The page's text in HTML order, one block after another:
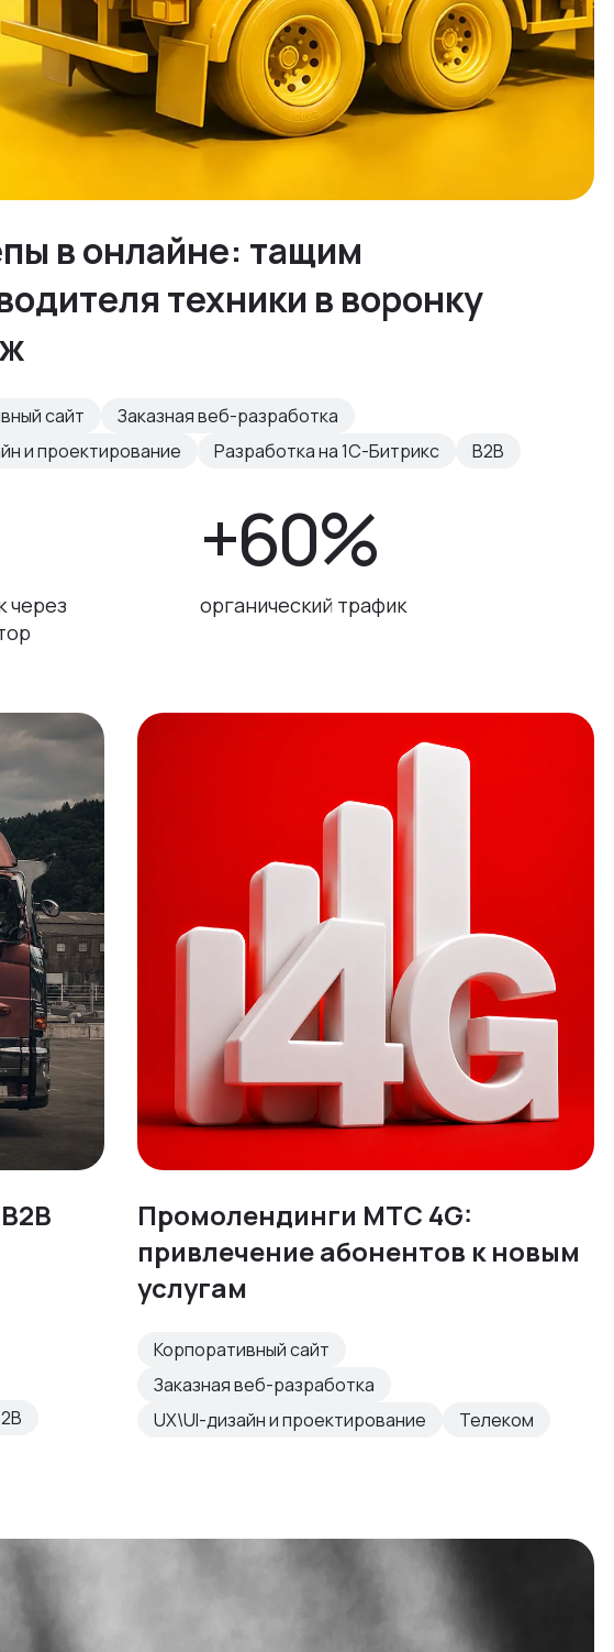
в онлайне: тащим
техники в воронку
сайт
Заказная веб-разработка
и проектирование
Разработка на 1С-Битрикс B2B
через
+60%
органический трафик
Промолендинги МТС 4G:
привлечение абонентов к новым
услугам
Корпоративный сайт
Заказная веб-разработка
UX\UI-дизайн и проектирование
Телеком